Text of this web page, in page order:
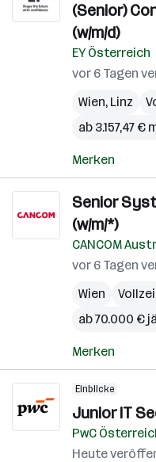
(Senior)
(w/m/d)
EY Österreich
vor 6 Tagen
Wien, Linz
ab 3.157,47
Merken
Senior
(w/m/*)
CANCOM
vor 6 Tagen
Wien
ab 70.000 €
Merken
Einblicke
Junior IT
PwC
Heute